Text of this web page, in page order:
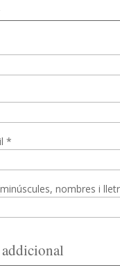
*
nombres i